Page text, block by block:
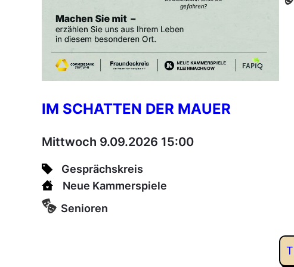
IM SCHATTEN DER MAUER
Mittwoch 9.09.2026 15:00
Gesprächskreis
Neue Kammerspiele
Senioren